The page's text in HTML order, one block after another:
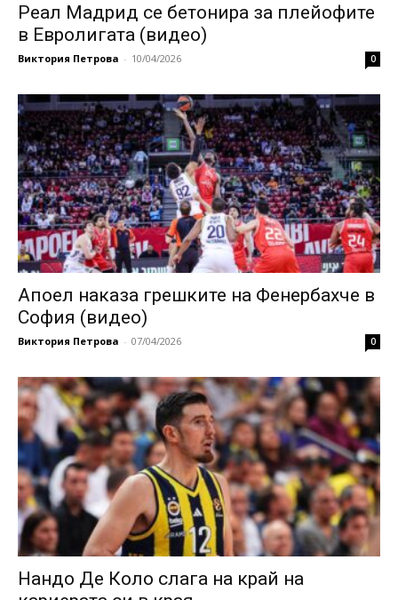
Реал Мадрид се бетонира за плейофите
в Евролигата (видео)
Виктория Петрова - 10/04/2026 0
Апоел наказа грешките на Фенербахче в
София (видео)
Виктория Петрова - 07/04/2026 0
Нандо Де Коло слага на край на